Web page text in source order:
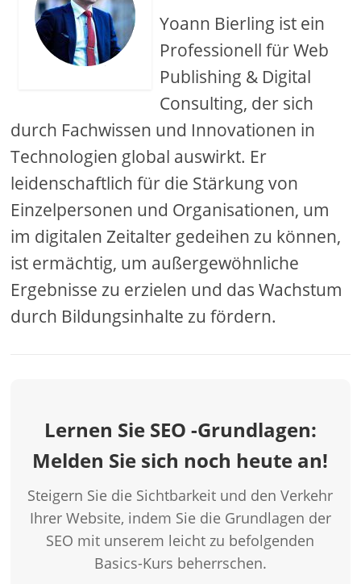
Yoann Bierling ist ein
Professionell für Web
Publishing & Digital
Consulting, der sich
durch Fachwissen und Innovationen in
Technologien global auswirkt. Er
leidenschaftlich für die Stärkung von
Einzelpersonen und Organisationen, um
im digitalen Zeitalter gedeihen zu können,
ist ermächtig, um außergewöhnliche
Ergebnisse zu erzielen und das Wachstum
durch Bildungsinhalte zu fördern.
Lernen Sie SEO -Grundlagen:
Melden Sie sich noch heute an!
Steigern Sie die Sichtbarkeit und den Verkehr
Ihrer Website, indem Sie die Grundlagen der
SEO mit unserem leicht zu befolgenden
Basics-Kurs beherrschen.